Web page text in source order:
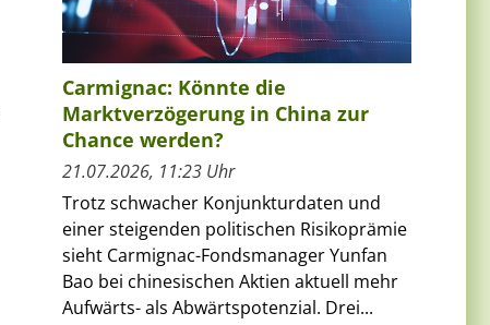
Carmignac: Könnte die
Marktverzögerung in China zur
Chance werden?
21.07.2026, 11:23 Uhr
Trotz schwacher Konjunkturdaten und
einer steigenden politischen Risikoprämie
sieht Carmignac-Fondsmanager Yunfan
Bao bei chinesischen Aktien aktuell mehr
Aufwärts- als Abwärtspotenzial. Drei...